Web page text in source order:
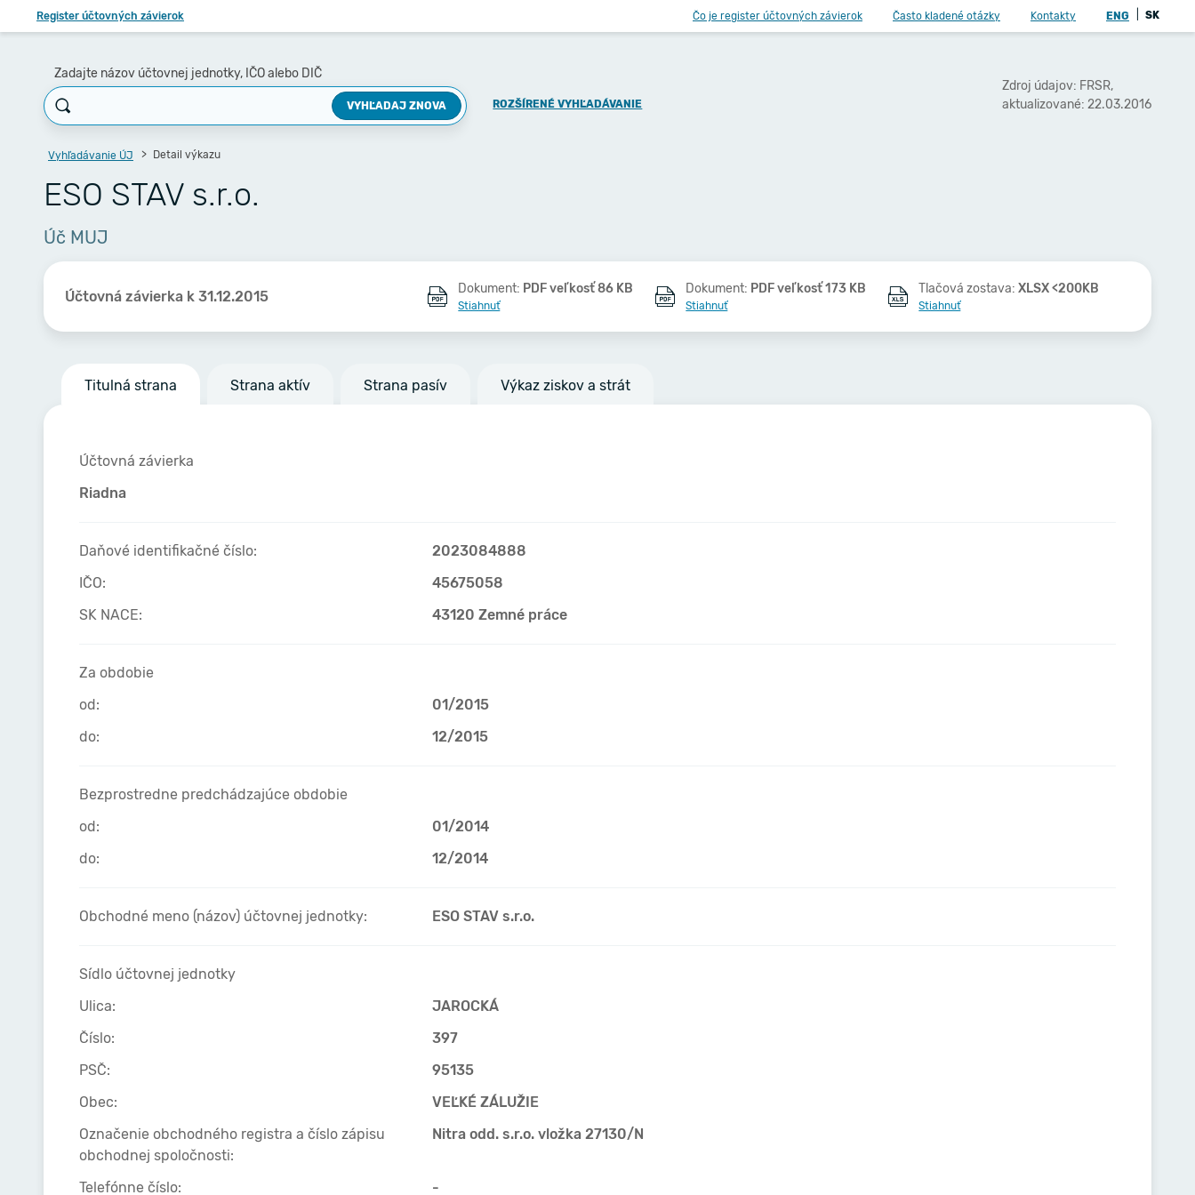
Register účtovných závierok Čo je register účtovných závierok Často kladené otázky Kontakty ENG SK
Zadajte názov účtovnej jednotky, IČO alebo DIČ
VYHĽADAJ ZNOVA ROZŠÍRENÉ VYHĽADÁVANIE
Zdroj údajov: FRSR,
aktualizované: 22.03.2016
Vyhľadávanie ÚJ Detail výkazu
ESO STAV s.r.o.
Úč MUJ
Účtovná závierka k 31.12.2015 Dokument: PDF veľkosť 86 KB
Stiahnuť
Dokument: PDF veľkosť 173 KB
Stiahnuť
Tlačová zostava:XLSX <200KB
Stiahnuť
Titulná strana Strana aktív Strana pasív Výkaz ziskov a strát
Účtovná závierka
Riadna
Daňové identifikačné číslo:
2023084888
IČO:
45675058
SK NACE:
43120 Zemné práce
Za obdobie
od:
01/2015
do:
12/2015
Bezprostredne predchádzajúce obdobie
od:
01/2014
do:
12/2014
Obchodné meno (názov) účtovnej jednotky: ESO STAV s.r.o.
Sídlo účtovnej jednotky
Ulica:
JAROCKÁ
Číslo:
397
PSČ:
95135
Obec:
VEĽKÉ ZÁLUŽIE
Označenie obchodného registra a číslo zápisu
obchodnej spoločnosti:
Nitra odd. s.r.o. vložka 27130/N
Telefónne číslo: -